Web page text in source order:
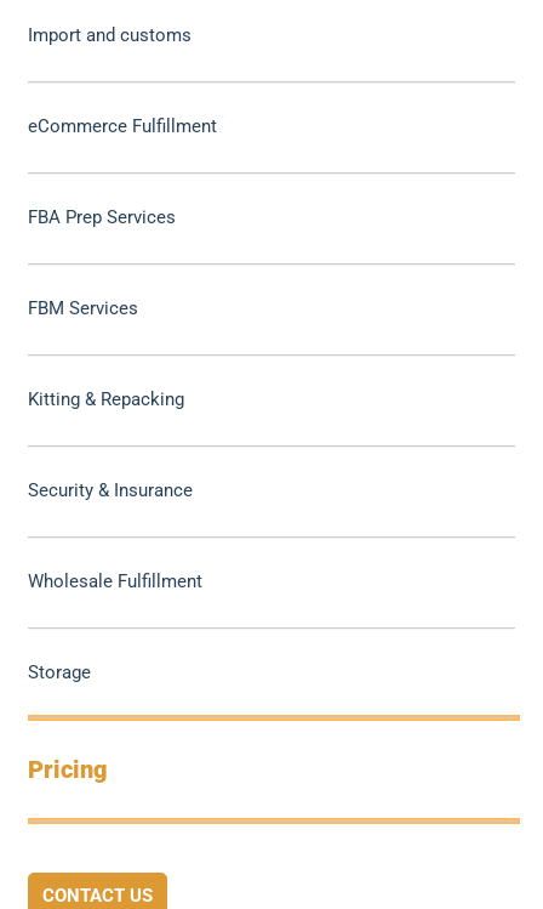
Import and customs
eCommerce Fulfillment
FBA Prep Services
FBM Services
Kitting & Repacking
Security & Insurance
Wholesale Fulfillment
Storage
Pricing
CONTACT US